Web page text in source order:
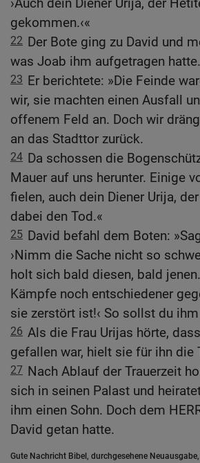
›Auch dein Diener Urija, der
gekommen.‹«
22 Der Bote ging zu David und
was Joab ihm aufgetragen hatte.
23 Er berichtete: »Die Feinde
wir, sie machten einen Ausfall
offenem Feld an. Doch wir
an das Stadttor zurück.
24 Da schossen die
Mauer auf uns herunter. Einige
fielen, auch dein Diener Urija,
dabei den Tod.«
25 David befahl dem Boten:
›Nimm die Sache nicht so
holt sich bald diesen, bald
Kämpfe noch entschiedener
sie zerstört ist!‹ So sollst du
26 Als die Frau Urijas hörte,
gefallen war, hielt sie für ihn die
27 Nach Ablauf der Trauerzeit
sich in seinen Palast und
ihm einen Sohn. Doch dem
David getan hatte.
Gute Nachricht Bibel, durchgesehene